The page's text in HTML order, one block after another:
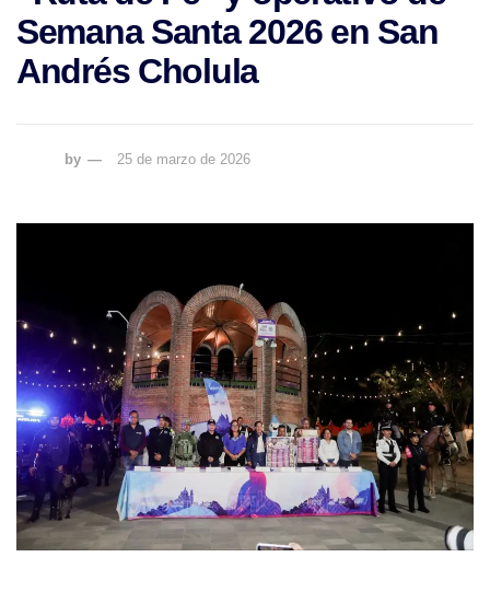
Semana Santa 2026 en San
Andrés Cholula
by 25 de marzo de 2026